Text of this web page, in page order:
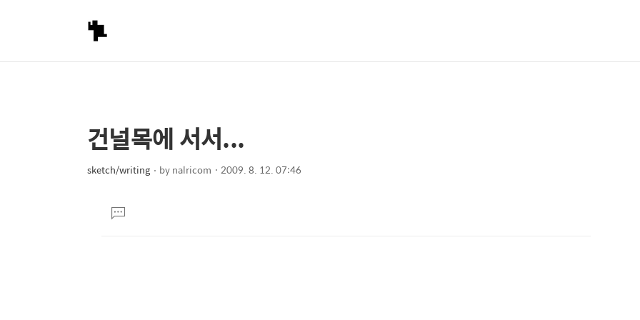
상
세
컨
본
문
제
건널목에 서서...
sketch/writing bynalricom 2009. 8. 12. 07:46
댓
글